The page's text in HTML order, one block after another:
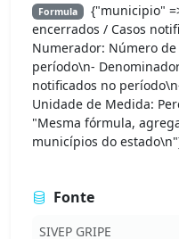
Formula
{"municipio"
encerrados / Casos
Numerador: Número de
período\n-
notificados no
Unidade de Medida:
"Mesma fórmula,
municípios do
Fonte
SIVEP GRIPE